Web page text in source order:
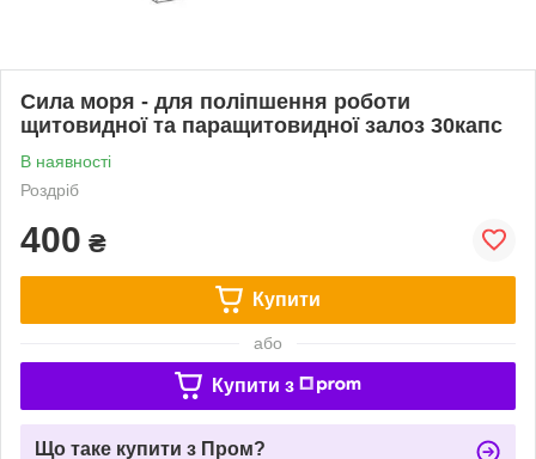
Сила моря - для поліпшення роботи
щитовидної та паращитовидної залоз 30капс
В наявності
Роздріб
400 ₴
Купити
або
Купити з
Що таке купити з Пром?